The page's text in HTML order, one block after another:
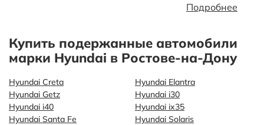
Подробнее
Купить подержанные автомобили
марки Hyundai в Ростове-на-Дону
Hyundai Creta
Hyundai Elantra
Hyundai Getz
Hyundai i30
Hyundai i40
Hyundai ix35
Hyundai Santa Fe
Hyundai Solaris